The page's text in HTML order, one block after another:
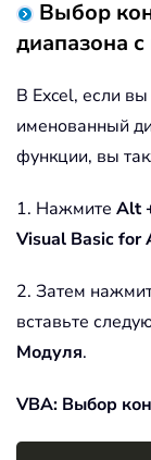
Выбор
диапазона
В Excel, если
именованный
функции, вы
1. Нажмите Alt
Visual Basic for
2. Затем
вставьте
Модуля.
VBA: Выбор